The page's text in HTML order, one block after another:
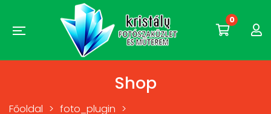
0
Shop
Főoldal > foto_plugin >